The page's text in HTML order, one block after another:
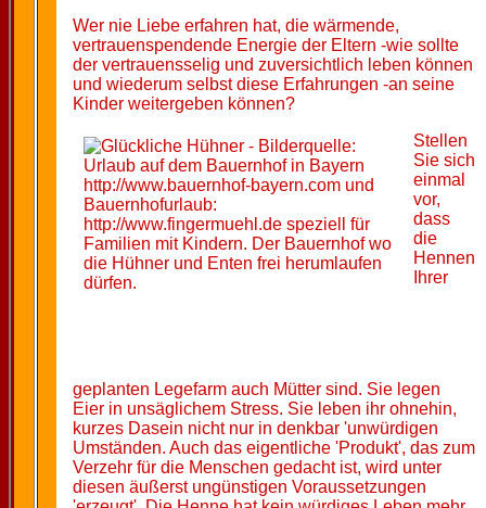
Wer nie Liebe erfahren hat, die wärmende,
vertrauenspendende Energie der Eltern -wie sollte
der vertrauensselig und zuversichtlich leben können
und wiederum selbst diese Erfahrungen -an seine
Kinder weitergeben können?
Stellen
Sie sich
einmal
vor,
dass
die
Hennen
Ihrer
geplanten Legefarm auch Mütter sind. Sie legen
Eier in unsäglichem Stress. Sie leben ihr ohnehin,
kurzes Dasein nicht nur in denkbar 'unwürdigen
Umständen. Auch das eigentliche 'Produkt', das zum
Verzehr für die Menschen gedacht ist, wird unter
diesen äußerst ungünstigen Voraussetzungen